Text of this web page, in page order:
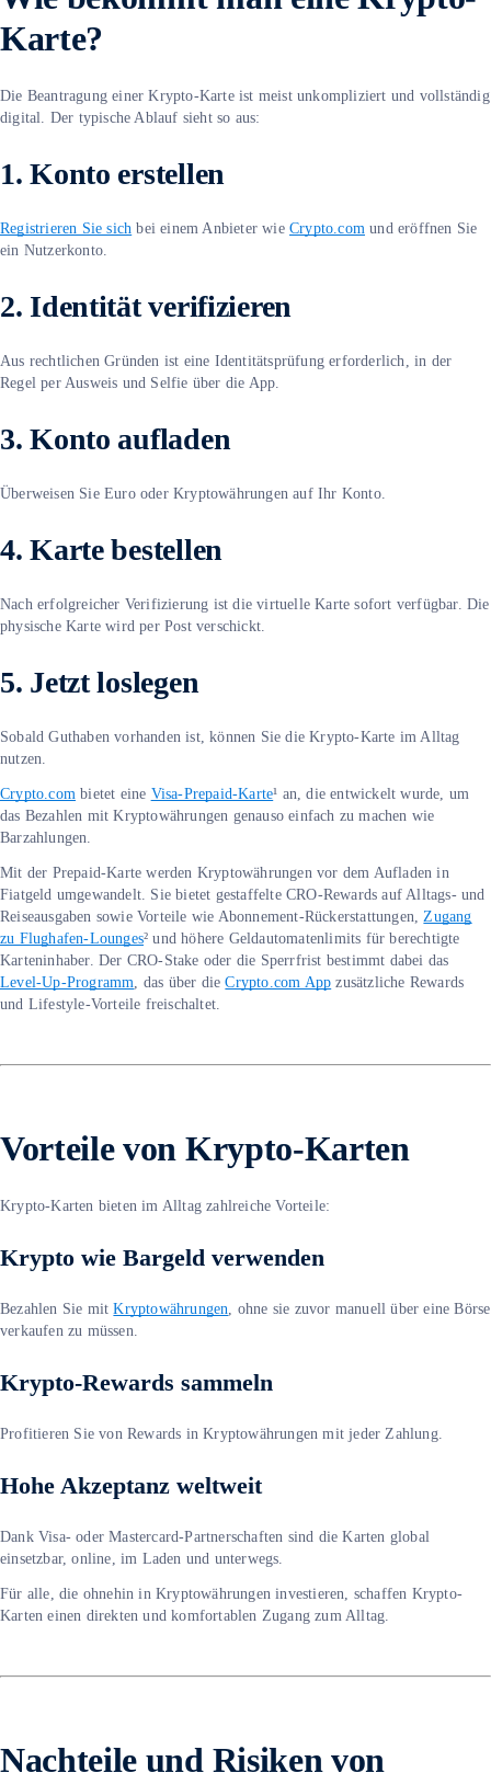
Karte?
Die Beantragung einer Krypto-Karte ist meist unkompliziert und vollständig
digital. Der typische Ablauf sieht so aus:
1. Konto erstellen
Registrieren Sie sich bei einem Anbieter wieCrypto.com und eröffnen Sie
ein Nutzerkonto.
2. Identität verifizieren
Aus rechtlichen Gründen ist eine Identitätsprüfung erforderlich, in der
Regel per Ausweis und Selfie über die App.
3. Konto aufladen
Überweisen Sie Euro oder Kryptowährungen auf Ihr Konto.
4. Karte bestellen
Nach erfolgreicher Verifizierung ist die virtuelle Karte sofort verfügbar. Die
physische Karte wird per Post verschickt.
5. Jetzt loslegen
Sobald Guthaben vorhanden ist, können Sie die Krypto-Karte im Alltag
nutzen.
Crypto.com bietet eine Visa-Prepaid-Karte¹ an, die entwickelt wurde, um
das Bezahlen mit Kryptowährungen genauso einfach zu machen wie
Barzahlungen.
Mit der Prepaid-Karte werden Kryptowährungen vor dem Aufladen in
Fiatgeld umgewandelt. Sie bietet gestaffelte CRO-Rewards auf Alltags- und
Reiseausgaben sowie Vorteile wie Abonnement-Rückerstattungen,Zugang
zu Flughafen-Lounges² und höhere Geldautomatenlimits für berechtigte
Karteninhaber. Der CRO-Stake oder die Sperrfrist bestimmt dabei das
Level-Up-Programm, das über dieCrypto.com App zusätzliche Rewards
und Lifestyle-Vorteile freischaltet.
Vorteile von Krypto-Karten
Krypto-Karten bieten im Alltag zahlreiche Vorteile:
Krypto wie Bargeld verwenden
Bezahlen Sie mitKryptowährungen, ohne sie zuvor manuell über eine Börse
verkaufen zu müssen.
Krypto-Rewards sammeln
Profitieren Sie von Rewards in Kryptowährungen mit jeder Zahlung.
Hohe Akzeptanz weltweit
Dank Visa- oder Mastercard-Partnerschaften sind die Karten global
einsetzbar, online, im Laden und unterwegs.
Für alle, die ohnehin in Kryptowährungen investieren, schaffen Krypto-
Karten einen direkten und komfortablen Zugang zum Alltag.
Nachteile und Risiken von